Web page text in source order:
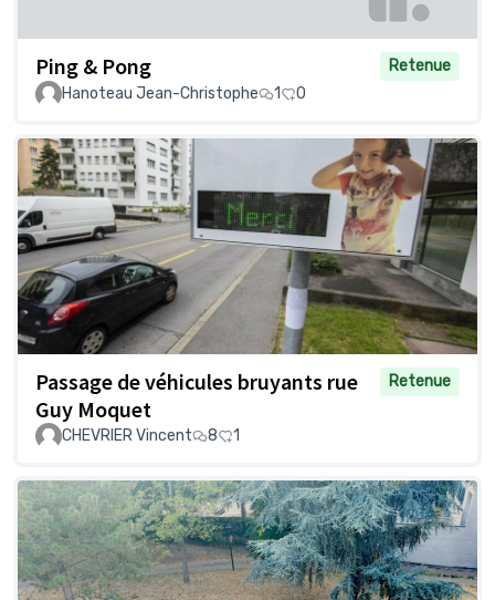
Ping & Pong
Retenue
Hanoteau Jean-Christophe
1 0
Passage de véhicules bruyants rue
Guy Moquet
Retenue
CHEVRIER Vincent 8 1